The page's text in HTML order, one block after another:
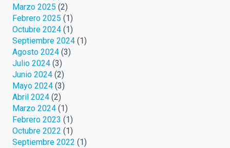
Marzo 2025 (2)
Febrero 2025 (1)
Octubre 2024 (1)
Septiembre 2024 (1)
Agosto 2024 (3)
Julio 2024 (3)
Junio 2024 (2)
Mayo 2024 (3)
Abril 2024 (2)
Marzo 2024 (1)
Febrero 2023 (1)
Octubre 2022 (1)
Septiembre 2022 (1)